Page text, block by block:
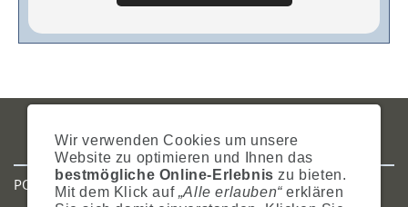
WIDERRUFSRECHTSITEMAPHILFECOOKIES
POSTADRESSE
Wir verwenden Cookies um unsere
Website zu optimieren und Ihnen das
bestmögliche Online-Erlebnis zu bieten.
Mit dem Klick auf „Alle erlauben“erklären